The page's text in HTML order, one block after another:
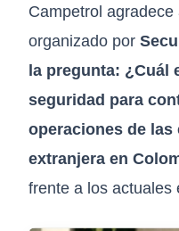
Campetrol
organizado por
la pregunta: ¿Cuál
seguridad para
operaciones de
extranjera en
frente a los actuales